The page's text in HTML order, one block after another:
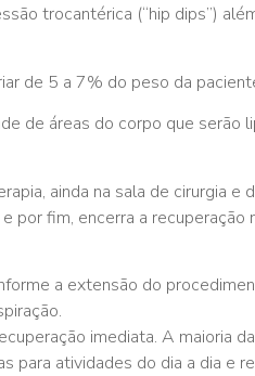
trocantérica (“hip dips”)
de 5 a 7% do peso da
de áreas do corpo que serão
ainda na sala de cirurgia e
por fim, encerra a recuperação
a extensão do
imediata. A maioria
para atividades do dia a dia e